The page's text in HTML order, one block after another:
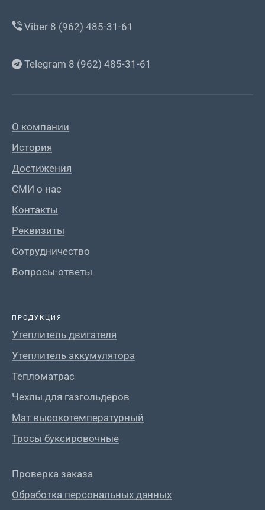
Viber 8 (962) 485-31-61
Telegram 8 (962) 485-31-61
О компании
История
Достижения
СМИ о нас
Контакты
Реквизиты
Сотрудничество
Вопросы-ответы
ПРОДУКЦИЯ
Утеплитель двигателя
Утеплитель аккумулятора
Тепломатрас
Чехлы для газгольдеров
Мат высокотемпературный
Тросы буксировочные
Проверка заказа
Обработка персональных данных